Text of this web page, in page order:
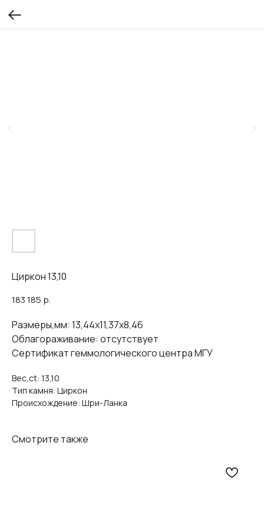
Циркон 13,10
183 185 р.
Размеры,мм: 13,44х11,37х8,46
Облагораживание: отсутствует
Сертификат геммологического центра МГУ
Вес,ct: 13,10
Тип камня: Циркон
Происхождение: Шри-Ланка
Смотрите также